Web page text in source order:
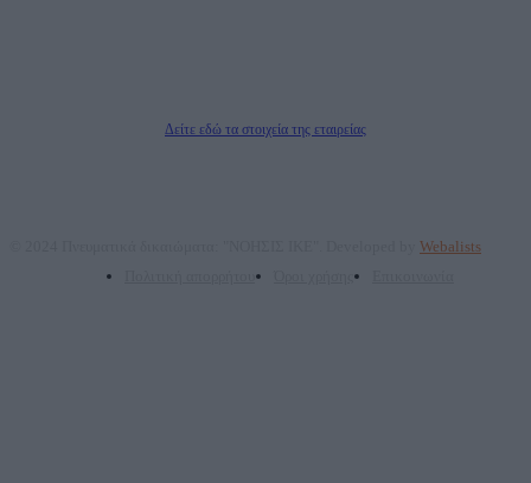
Δείτε εδώ τα στοιχεία της εταιρείας
Webalists